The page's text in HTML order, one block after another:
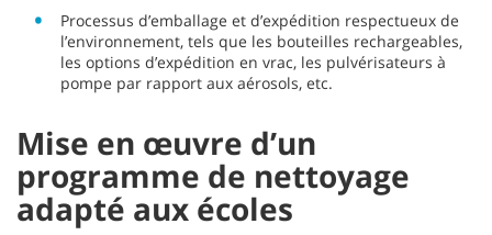
Processus d’emballage et d’expédition respectueux de
l’environnement, tels que les bouteilles rechargeables,
les options d’expédition en vrac, les pulvérisateurs à
pompe par rapport aux aérosols, etc.
Mise en œuvre d’un
programme de nettoyage
adapté aux écoles